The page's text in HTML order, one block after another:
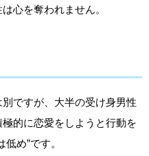
心を奪われません。
ですが、大半の受け身男性
的に恋愛をしようと行動を
め”です。